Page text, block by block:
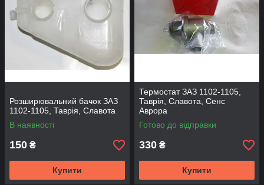
Розширювальний бачок ЗАЗ
1102-1105, Таврія, Славота
В наявності
150 ₴
Купити
Термостат ЗАЗ 1102-1105,
Таврія, Славота, Сенс
Аврора
Готово до відправки
330 ₴
Купити